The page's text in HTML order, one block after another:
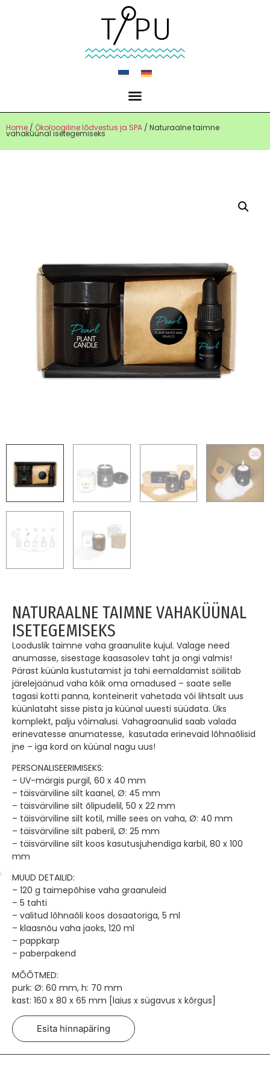
Home / Ökoloogiline lõdvestus ja SPA / Naturaalne taimne
vahaküünal isetegemiseks
NATURAALNE TAIMNE VAHAKÜÜNAL
ISETEGEMISEKS
Looduslik taimne vaha graanulite kujul. Valage need
anumasse, sisestage kaasasolev taht ja ongi valmis!
Pärast küünla kustutamist ja tahi eemaldamist säilitab
järelejäänud vaha kõik oma omadused – saate selle
tagasi kotti panna, konteinerit vahetada või lihtsalt uus
küünlataht sisse pista ja küünal uuesti süüdata. Üks
komplekt, palju võimalusi. Vahagraanulid saab valada
erinevatesse anumatesse, kasutada erinevaid lõhnaõlisid
jne – iga kord on küünal nagu uus!
PERSONALISEERIMISEKS:
– UV-märgis purgil, 60 x 40 mm
– täisvärviline silt kaanel, Ø: 45 mm
– täisvärviline silt õlipudelil, 50 x 22 mm
– täisvärviline silt kotil, mille sees on vaha, Ø: 40 mm
– täisvärviline silt paberil, Ø: 25 mm
– täisvärviline silt koos kasutusjuhendiga karbil, 80 x 100
mm
MUUD DETAILID:
– 120 g taimepõhise vaha graanuleid
– 5 tahti
– valitud lõhnaõli koos dosaatoriga, 5 ml
– klaasnõu vaha jaoks, 120 ml
– pappkarp
– paberpakend
MÕÕTMED:
purk: Ø: 60 mm, h: 70 mm
kast: 160 x 80 x 65 mm [laius x sügavus x kõrgus]
Esita hinnapäring